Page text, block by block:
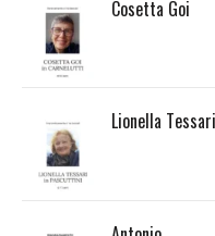
Cosetta Goi
Lionella Tessari